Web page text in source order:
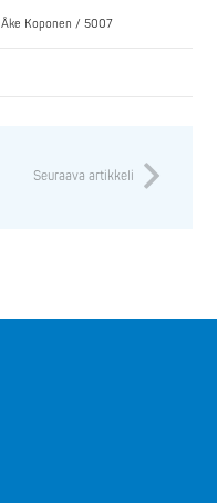
Åke Koponen / 5007
Seuraava artikkeli